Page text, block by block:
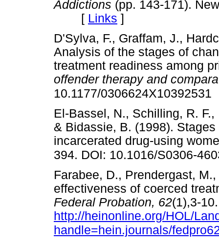
Addictions (pp. 143-171).
[ Links ]
D'Sylva, F., Graffam, J.,
Analysis of the stages of
treatment readiness among
offender therapy and
10.1177/0306624X10392531
El-Bassel, N., Schilling, R.
& Bidassie, B. (1998).
incarcerated drug-using
394. DOI: 10.1016/S0306-
Farabee, D., Prendergast,
effectiveness of coerced
Federal Probation, 62(1),3-
http://heinonline.org/HOL/
handle=hein.journals/